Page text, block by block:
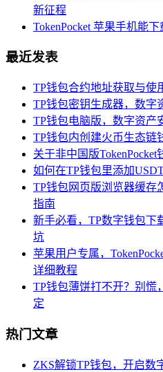
新征程
TokenPocket 苹果手机能
最近发表
TP钱包合约地址获取与使
TP钱包密钥生成器，数字
TP钱包电脑版，数字资产
TP钱包内创建火币生态链
关于非中国版
如何在TP钱包里添加
TP钱包网页版浏览器缓存
指南
新手必看，TP数字钱包下
坑
苹果用户专属，
详细教程
TP钱包薄饼打不开？别慌
定
热门文章
ZKS解锁TP钱包，开启数